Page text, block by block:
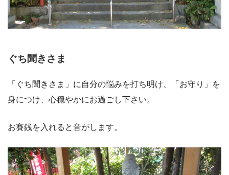
ぐち聞きさま
「ぐち聞きさま」に自分の悩みを打ち明け、「お守り」を
身につけ、心穏やかにお過ごし下さい。
お賽銭を入れると音がします。